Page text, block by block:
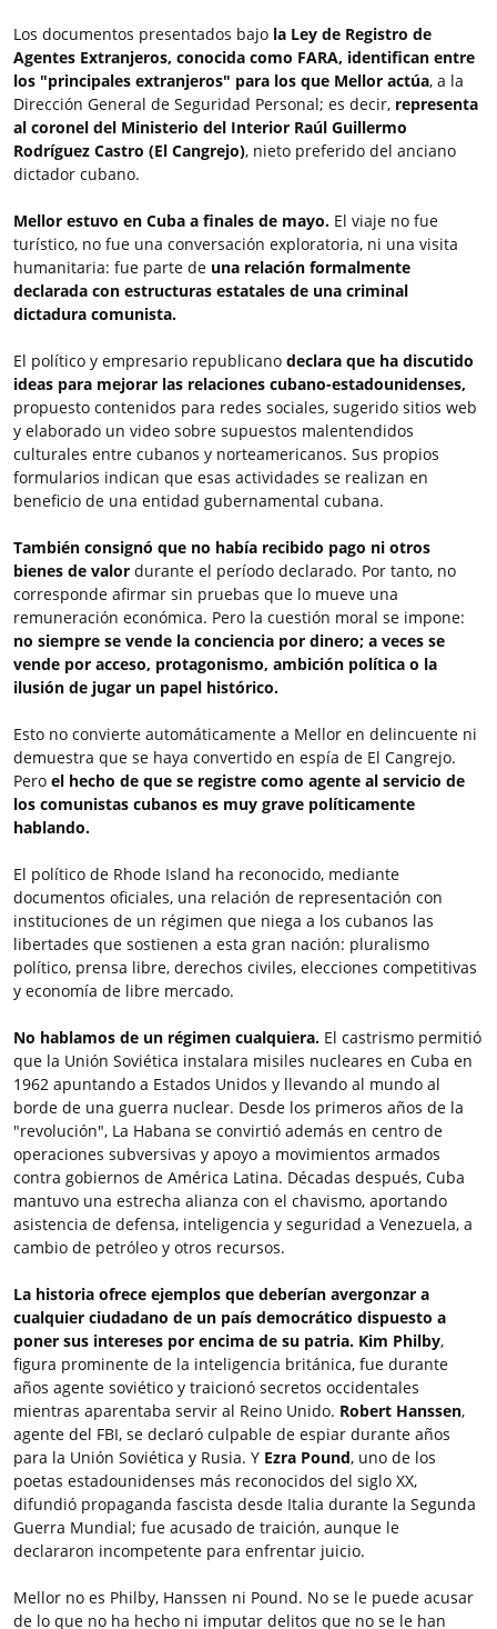
Los documentos presentados bajo la Ley de Registro de
Agentes Extranjeros, conocida como FARA, identifican entre
los "principales extranjeros" para los que Mellor actúa, a la
Dirección General de Seguridad Personal; es decir, representa
al coronel del Ministerio del Interior Raúl Guillermo
Rodríguez Castro (El Cangrejo), nieto preferido del anciano
dictador cubano.
Mellor estuvo en Cuba a finales de mayo. El viaje no fue
turístico, no fue una conversación exploratoria, ni una visita
humanitaria: fue parte de una relación formalmente
declarada con estructuras estatales de una criminal
dictadura comunista.
El político y empresario republicano declara que ha discutido
ideas para mejorar las relaciones cubano-estadounidenses,
propuesto contenidos para redes sociales, sugerido sitios web
y elaborado un video sobre supuestos malentendidos
culturales entre cubanos y norteamericanos. Sus propios
formularios indican que esas actividades se realizan en
beneficio de una entidad gubernamental cubana.
También consignó que no había recibido pago ni otros
bienes de valor durante el período declarado. Por tanto, no
corresponde afirmar sin pruebas que lo mueve una
remuneración económica. Pero la cuestión moral se impone:
no siempre se vende la conciencia por dinero; a veces se
vende por acceso, protagonismo, ambición política o la
ilusión de jugar un papel histórico.
Esto no convierte automáticamente a Mellor en delincuente ni
demuestra que se haya convertido en espía de El Cangrejo.
Pero el hecho de que se registre como agente al servicio de
los comunistas cubanos es muy grave políticamente
hablando.
El político de Rhode Island ha reconocido, mediante
documentos oficiales, una relación de representación con
instituciones de un régimen que niega a los cubanos las
libertades que sostienen a esta gran nación: pluralismo
político, prensa libre, derechos civiles, elecciones competitivas
y economía de libre mercado.
No hablamos de un régimen cualquiera. El castrismo permitió
que la Unión Soviética instalara misiles nucleares en Cuba en
1962 apuntando a Estados Unidos y llevando al mundo al
borde de una guerra nuclear. Desde los primeros años de la
"revolución", La Habana se convirtió además en centro de
operaciones subversivas y apoyo a movimientos armados
contra gobiernos de América Latina. Décadas después, Cuba
mantuvo una estrecha alianza con el chavismo, aportando
asistencia de defensa, inteligencia y seguridad a Venezuela, a
cambio de petróleo y otros recursos.
La historia ofrece ejemplos que deberían avergonzar a
cualquier ciudadano de un país democrático dispuesto a
poner sus intereses por encima de su patria. Kim Philby,
figura prominente de la inteligencia británica, fue durante
años agente soviético y traicionó secretos occidentales
mientras aparentaba servir al Reino Unido. Robert Hanssen,
agente del FBI, se declaró culpable de espiar durante años
para la Unión Soviética y Rusia. Y Ezra Pound, uno de los
poetas estadounidenses más reconocidos del siglo XX,
difundió propaganda fascista desde Italia durante la Segunda
Guerra Mundial; fue acusado de traición, aunque le
declararon incompetente para enfrentar juicio.
Mellor no es Philby, Hanssen ni Pound. No se le puede acusar
de lo que no ha hecho ni imputar delitos que no se le han